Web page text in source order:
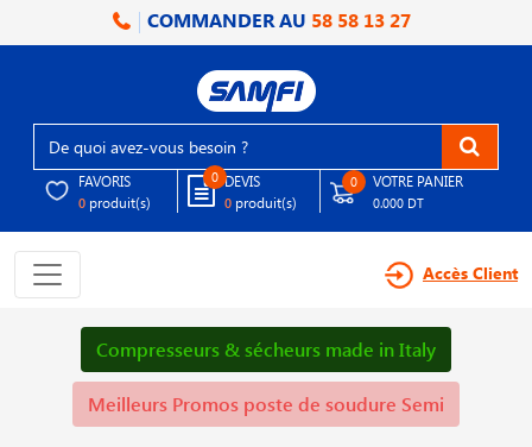
COMMANDER AU 58 58 13 27
FAVORIS
0 produit(s)
0 DEVIS
0 produit(s)
0 VOTRE PANIER
0.000 DT
Accès Client
Compresseurs & sécheurs made in Italy
Meilleurs Promos poste de soudure Semi